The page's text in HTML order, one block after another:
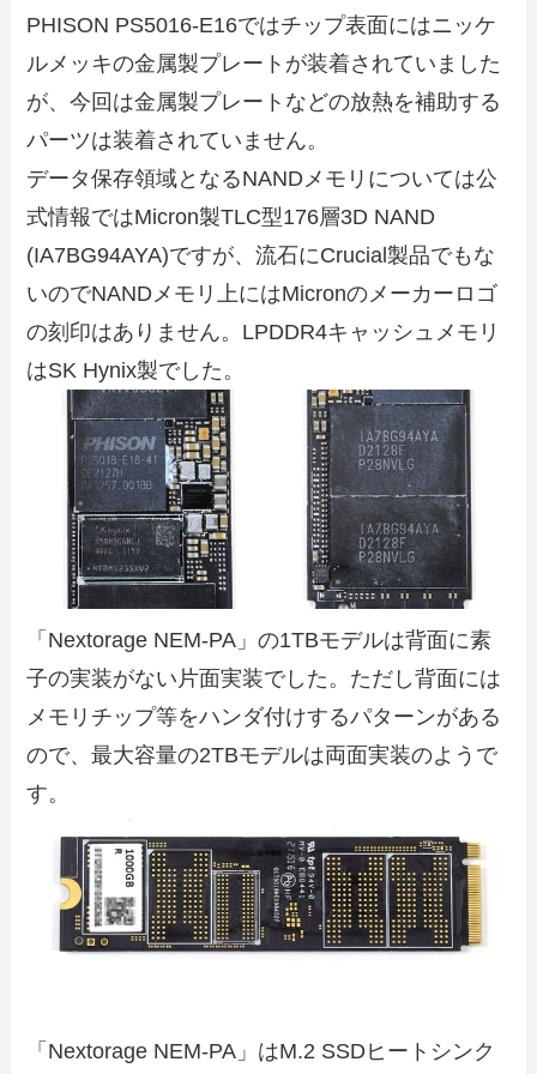
PHISON PS5016-E16ではチップ表面にはニッケ
ルメッキの金属製プレートが装着されていました
が、今回は金属製プレートなどの放熱を補助する
パーツは装着されていません。
データ保存領域となるNANDメモリについては公
式情報ではMicron製TLC型176層3D NAND
(IA7BG94AYA)ですが、流石にCrucial製品でもな
いのでNANDメモリ上にはMicronのメーカーロゴ
の刻印はありません。LPDDR4キャッシュメモリ
はSK Hynix製でした。
「Nextorage NEM-PA」の1TBモデルは背面に素
子の実装がない片面実装でした。ただし背面には
メモリチップ等をハンダ付けするパターンがある
ので、最大容量の2TBモデルは両面実装のようで
す。
「Nextorage NEM-PA」はM.2 SSDヒートシンク